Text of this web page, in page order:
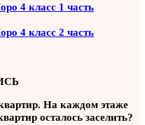
4 класс 1 часть
4 класс 2 часть
На каждом этаже
осталось заселить?